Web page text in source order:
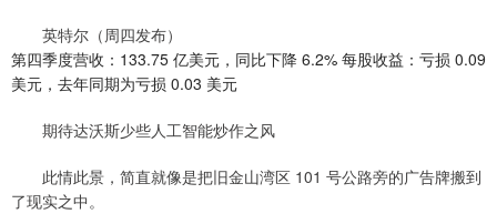
英特尔（周四发布）
第四季度营收：133.75 亿美元，同比下降 6.2% 每股收益：亏损 0.09
美元，去年同期为亏损 0.03 美元
期待达沃斯少些人工智能炒作之风
此情此景，简直就像是把旧金山湾区 101 号公路旁的广告牌搬到
了现实之中。